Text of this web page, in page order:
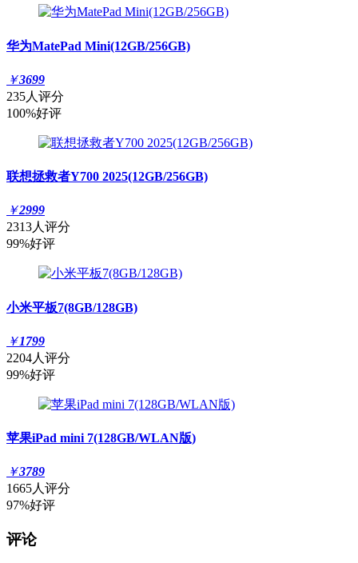
华为MatePad Mini(12GB/256GB)
￥3699
235人评分
100%好评
联想拯救者Y700 2025(12GB/256GB)
￥2999
2313人评分
99%好评
小米平板7(8GB/128GB)
￥1799
2204人评分
99%好评
苹果iPad mini 7(128GB/WLAN版)
￥3789
1665人评分
97%好评
评论